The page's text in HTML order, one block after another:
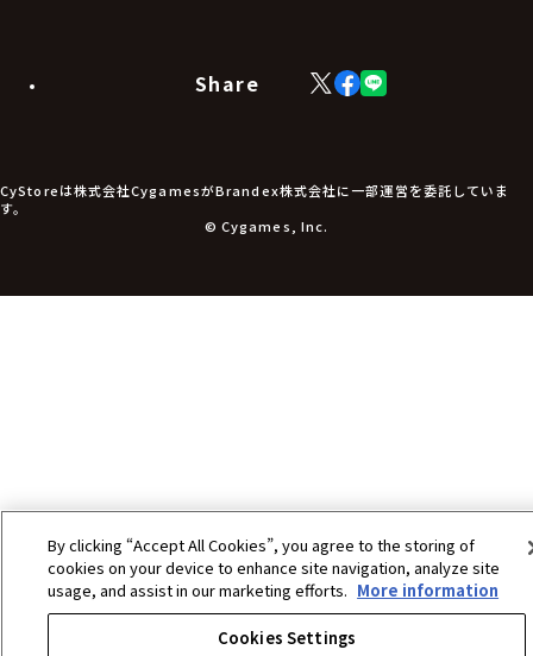
食品・飲料品
アパレル小物
アクセサリー
Share
X
(Twitter)
Facebook
LINE
CyStoreは株式会社CygamesがBrandex株式会社に一部運営を委託していま
す。
© Cygames, Inc.
By clicking “Accept All Cookies”, you agree to the storing of
cookies on your device to enhance site navigation, analyze site
usage, and assist in our marketing efforts. More information
Cookies Settings